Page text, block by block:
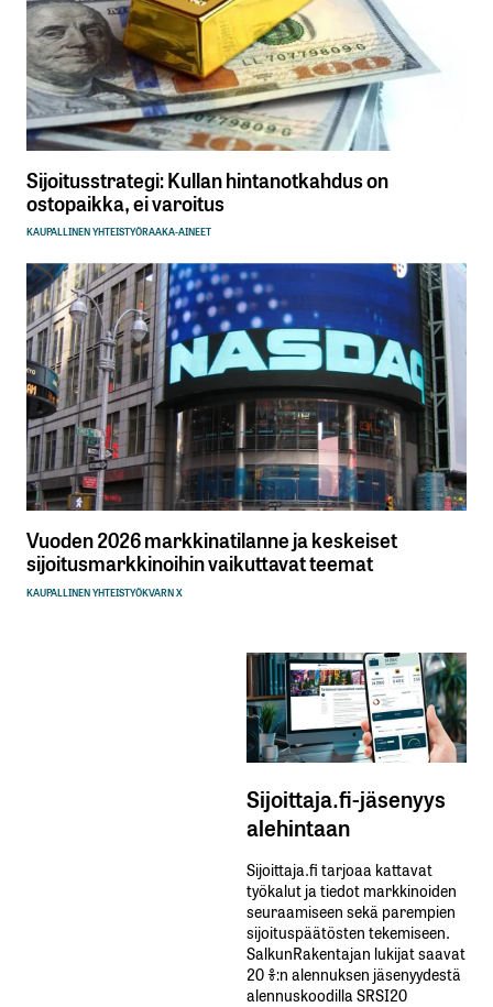
Sijoitusstrategi: Kullan hintanotkahdus on
ostopaikka, ei varoitus
KAUPALLINEN YHTEISTYÖRAAKA-AINEET
Vuoden 2026 markkinatilanne ja keskeiset
sijoitusmarkkinoihin vaikuttavat teemat
KAUPALLINEN YHTEISTYÖKVARN X
Sijoittaja.fi-jäsenyys
alehintaan
Sijoittaja.fi tarjoaa kattavat
työkalut ja tiedot markkinoiden
seuraamiseen sekä parempien
sijoituspäätösten tekemiseen.
SalkunRakentajan lukijat saavat
20 %:n alennuksen jäsenyydestä
alennuskoodilla SRSI20